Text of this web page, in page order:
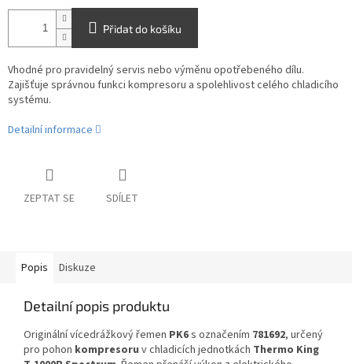
Přidat do košíku
Vhodné pro pravidelný servis nebo výměnu opotřebeného dílu.
Zajišťuje správnou funkci kompresoru a spolehlivost celého chladicího
systému.
Detailní informace
ZEPTAT SE SDÍLET
Popis Diskuze
Detailní popis produktu
Originální vícedrážkový řemen PK6s označením 781692, určený
pro pohon kompresoru v chladicích jednotkách Thermo King